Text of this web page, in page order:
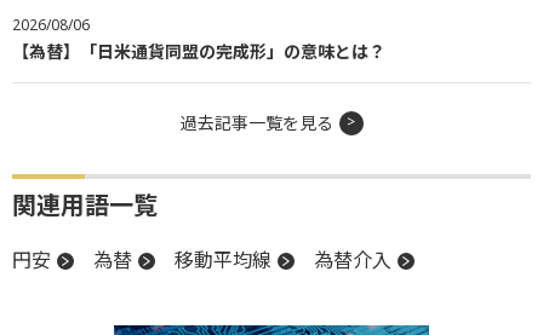
2026/08/06
【為替】「日米通貨同盟の完成形」の意味とは？
過去記事一覧を見る
関連用語一覧
円安 為替 移動平均線 為替介入